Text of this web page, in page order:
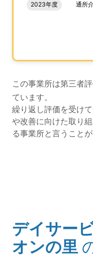
2023年度 通所
評価結果のPDFでの
この事業所は第三者
ています。
繰り返し評価を受け
や改善に向けた取り
る事業所と言うことが
(タイトル)
デイサー
オンの里